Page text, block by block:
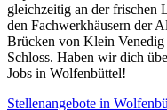
gleichzeitig an der frischen
den Fachwerkhäusern der
Brücken von Klein Venedig
Schloss. Haben wir dich
Jobs in Wolfenbüttel!
Stellenangebote in